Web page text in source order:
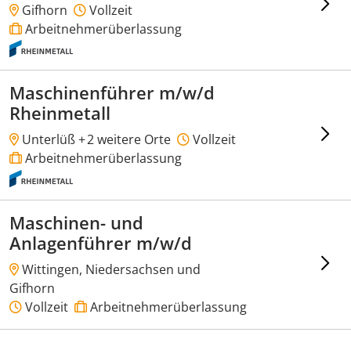
Gifhorn
Vollzeit
Arbeitnehmerüberlassung
Maschinenführer m/w/d
Rheinmetall
Unterlüß +2 weitere Orte
Vollzeit
Arbeitnehmerüberlassung
Maschinen- und
Anlagenführer m/w/d
Wittingen, Niedersachsen und
Gifhorn
Vollzeit
Arbeitnehmerüberlassung